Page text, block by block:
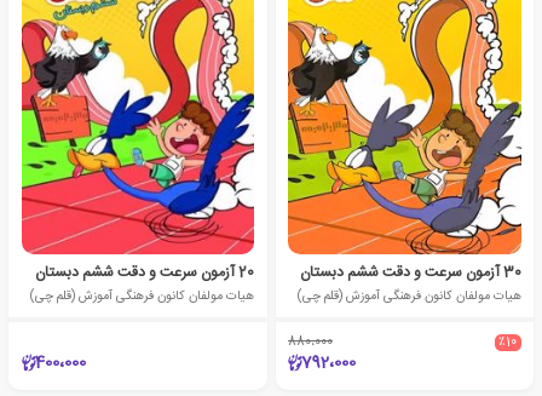
30 آزمون سرعت و دقت ششم دبستان
هیات مولفان کانون فرهنگی آموزش (قلم چی)
٪10 880،000
792،000
20 آزمون سرعت و دقت ششم دبستان
هیات مولفان کانون فرهنگی آموزش (قلم چی)
400،000